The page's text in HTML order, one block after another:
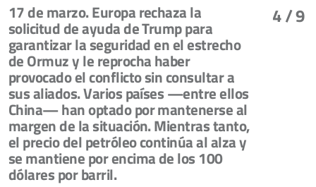
4/ 9
17 de marzo. Europa rechaza la
solicitud de ayuda de Trump para
garantizar la seguridad en el estrecho
de Ormuz y le reprocha haber
provocado el conflicto sin consultar a
sus aliados. Varios países —entre ellos
China— han optado por mantenerse al
margen de la situación. Mientras tanto,
el precio del petróleo continúa al alza y
se mantiene por encima de los 100
dólares por barril.